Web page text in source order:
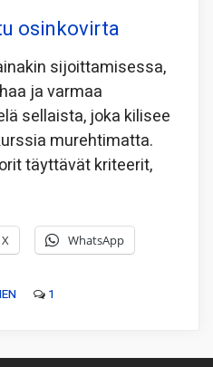
osinkovirta
sijoittamisessa,
ja varmaa
sellaista, joka kilisee
murehtimatta.
täyttävät kriteerit,
X WhatsApp
1